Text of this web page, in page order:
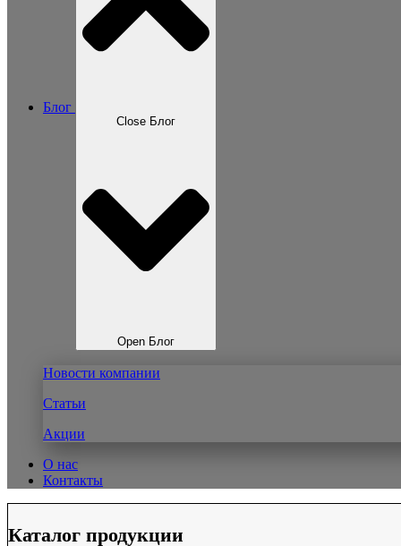
Блог
Close Блог
Open Блог
Новости компании
Статьи
Акции
О нас
Контакты
Каталог продукции